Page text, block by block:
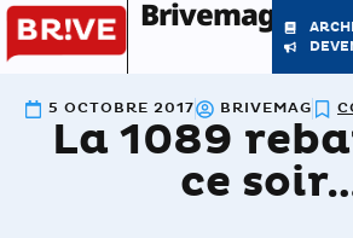
Brivemag'
5 OCTOBRE 2017 BRIVEMAG
La 1089
ce